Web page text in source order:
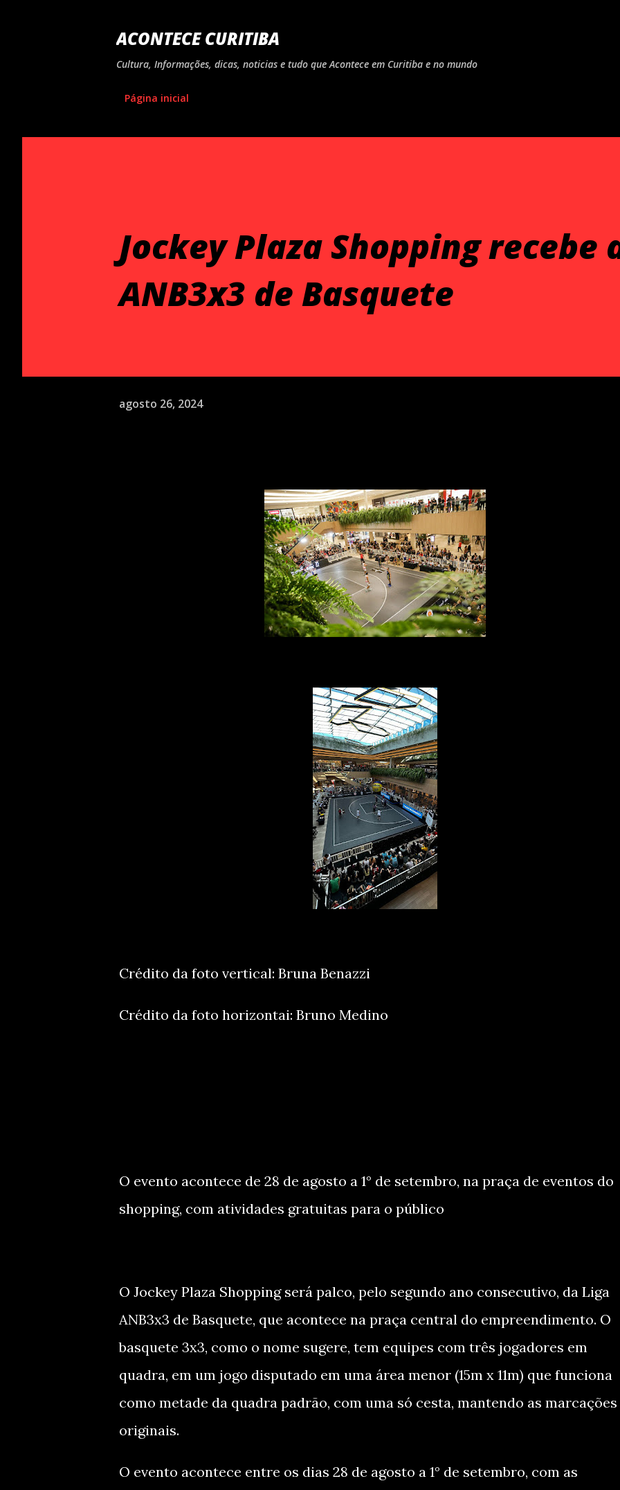
ACONTECE CURITIBA
Cultura, Informações, dicas, noticias e tudo que Acontece em Curitiba e no mundo
Página inicial
Jockey Plaza Shopping recebe
ANB3x3 de Basquete
agosto 26, 2024
Crédito da foto vertical: Bruna Benazzi
Crédito da foto horizontai: Bruno Medino
O evento acontece de 28 de agosto a 1° de setembro, na praça de eventos do
shopping, com atividades gratuitas para o público
O Jockey Plaza Shopping será palco, pelo segundo ano consecutivo, da Liga
ANB3x3 de Basquete, que acontece na praça central do empreendimento. O
basquete 3x3, como o nome sugere, tem equipes com três jogadores em
quadra, em um jogo disputado em uma área menor (15m x 11m) que funciona
como metade da quadra padrão, com uma só cesta, mantendo as marcações
originais.
O evento acontece entre os dias 28 de agosto a 1° de setembro, com as